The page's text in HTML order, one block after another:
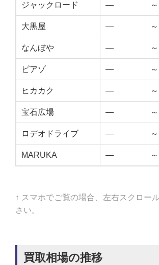
ジャックロード — ～
大黒屋 — ～
なんぼや — ～
ピアゾ — ～
ヒカカク — ～
宝石広場 — ～
ロデオドライブ — ～
MARUKA — ～
↑ スマホでご覧の場合、左右スクロー
さい。
買取相場の推移